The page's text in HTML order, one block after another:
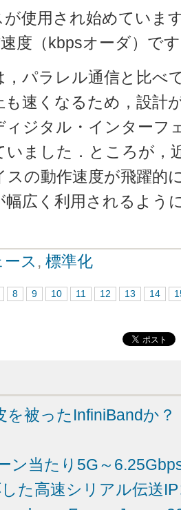
が使用され始めていま
度（kbpsオーダ）で
パラレル通信と比べ
も速くなるため，設計
ィジタル・インターフ
いました．ところが，
の動作速度が飛躍的
幅広く利用されるよう
ス , 標準化
8 9 10 11 12 13 14
を被ったInfiniBand
ン当たり5G～
した高速シリアル伝送